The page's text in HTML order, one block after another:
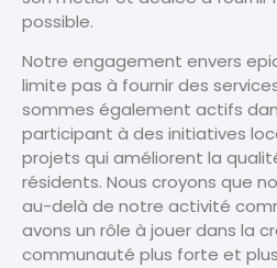
possible.
Notre engagement envers
limite pas à fournir des
sommes également actifs
participant à des initiatives
projets qui améliorent la
résidents. Nous croyons que
au-delà de notre activité
avons un rôle à jouer dans la
communauté plus forte et